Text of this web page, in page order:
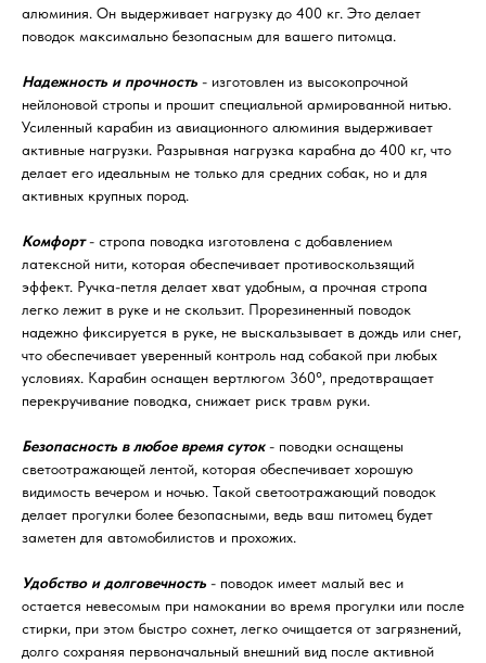
алюминия. Он выдерживает нагрузку до 400 кг. Это делает
поводок максимально безопасным для вашего питомца.
Надежность и прочность - изготовлен из высокопрочной
нейлоновой стропы и прошит специальной армированной нитью.
Усиленный карабин из авиационного алюминия выдерживает
активные нагрузки. Разрывная нагрузка карабна до 400 кг, что
делает его идеальным не только для средних собак, но и для
активных крупных пород.
Комфорт- стропа поводка изготовлена с добавлением
латексной нити, которая обеспечивает противоскользящий
эффект. Ручка-петля делает хват удобным, а прочная стропа
легко лежит в руке и не скользит. Прорезиненный поводок
надежно фиксируется в руке, не выскальзывает в дождь или снег,
что обеспечивает уверенный контроль над собакой при любых
условиях. Карабин оснащен вертлюгом 360°, предотвращает
перекручивание поводка, снижает риск травм руки.
Безопасность в любое время суток- поводки оснащены
светоотражающей лентой, которая обеспечивает хорошую
видимость вечером и ночью. Такой светоотражающий поводок
делает прогулки более безопасными, ведь ваш питомец будет
заметен для автомобилистов и прохожих.
Удобство и долговечность - поводок имеет малый вес и
остается невесомым при намокании во время прогулки или после
стирки, при этом быстро сохнет, легко очищается от загрязнений,
долго сохраняя первоначальный внешний вид после активной